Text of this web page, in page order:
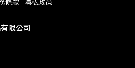
條款 隱私政策
限公司